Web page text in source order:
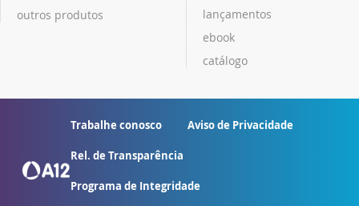
outros produtos
lançamentos
ebook
catálogo
Trabalhe conosco Aviso de Privacidade
Rel. de Transparência
Programa de Integridade